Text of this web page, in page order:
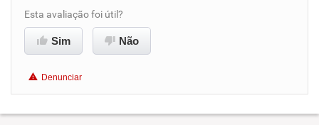
Conciliação com a vida familiar
Recomenda esta empresa
Esta avaliação foi útil?
Sim Não
Denunciar